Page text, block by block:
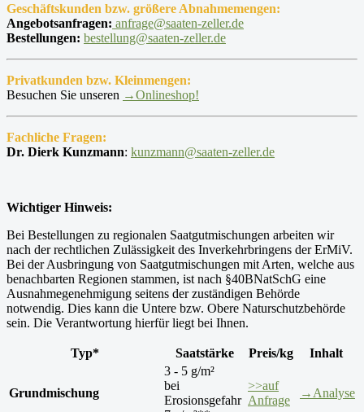
Geschäftskunden bzw. größere Abnahmemengen:
Angebotsanfragen: anfrage@saaten-zeller.de
Bestellungen: bestellung@saaten-zeller.de
Privatkunden bzw. Kleinmengen:
Besuchen Sie unseren →Onlineshop!
Fachliche Fragen:
Dr. Dierk Kunzmann: kunzmann@saaten-zeller.de
Wichtiger Hinweis:
Bei Bestellungen zu regionalen Saatgutmischungen arbeiten wir
nach der rechtlichen Zulässigkeit des Inverkehrbringens der ErMiV.
Bei der Ausbringung von Saatgutmischungen mit Arten, welche aus
benachbarten Regionen stammen, ist nach §40BNatSchG eine
Ausnahmegenehmigung seitens der zuständigen Behörde
notwendig. Dies kann die Untere bzw. Obere Naturschutzbehörde
sein. Die Verantwortung hierfür liegt bei Ihnen.
Typ* Saatstärke Preis/kg Inhalt
Grundmischung
3 - 5 g/m²
bei
Erosionsgefahr
>>auf
Anfrage
→Analyse